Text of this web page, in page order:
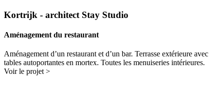
Kortrijk - architect Stay Studio
Aménagement du restaurant
Aménagement d’un restaurant et d’un bar. Terrasse extérieure avec
tables autoportantes en mortex. Toutes les menuiseries intérieures.
Voir le projet >